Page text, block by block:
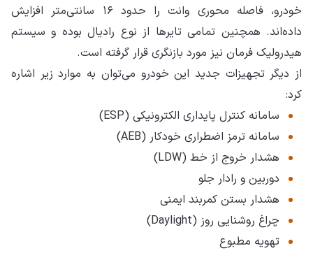
خودرو، فاصله محوری وانت را حدود ۱۶ سانتی‌متر افزایش
داده‌اند. همچنین تمامی تایرها از نوع رادیال بوده و سیستم
هیدرولیک فرمان نیز مورد بازنگری قرار گرفته است.
از دیگر تجهیزات جدید این خودرو می‌توان به موارد زیر اشاره
کرد:
سامانه کنترل پایداری الکترونیکی (ESP)
سامانه ترمز اضطراری خودکار (AEB)
هشدار خروج از خط (LDW)
دوربین و رادار جلو
هشدار بستن کمربند ایمنی
چراغ روشنایی روز (Daylight)
تهویه مطبوع